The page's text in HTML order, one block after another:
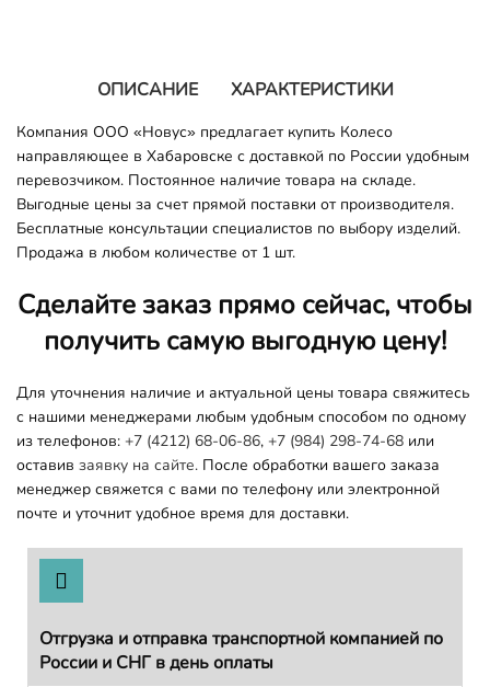
ОПИСАНИЕ ХАРАКТЕРИСТИКИ
Компания ООО «Новус» предлагает купить Колесо
направляющее в Хабаровске с доставкой по России удобным
перевозчиком. Постоянное наличие товара на складе.
Выгодные цены за счет прямой поставки от производителя.
Бесплатные консультации специалистов по выбору изделий.
Продажа в любом количестве от 1 шт.
Сделайте заказ прямо сейчас, чтобы
получить самую выгодную цену!
Для уточнения наличие и актуальной цены товара свяжитесь
с нашими менеджерами любым удобным способом по одному
из телефонов: +7 (4212) 68-06-86, +7 (984) 298-74-68 или
оставив заявку на сайте. После обработки вашего заказа
менеджер свяжется с вами по телефону или электронной
почте и уточнит удобное время для доставки.
Отгрузка и отправка транспортной компанией по
России и СНГ в день оплаты